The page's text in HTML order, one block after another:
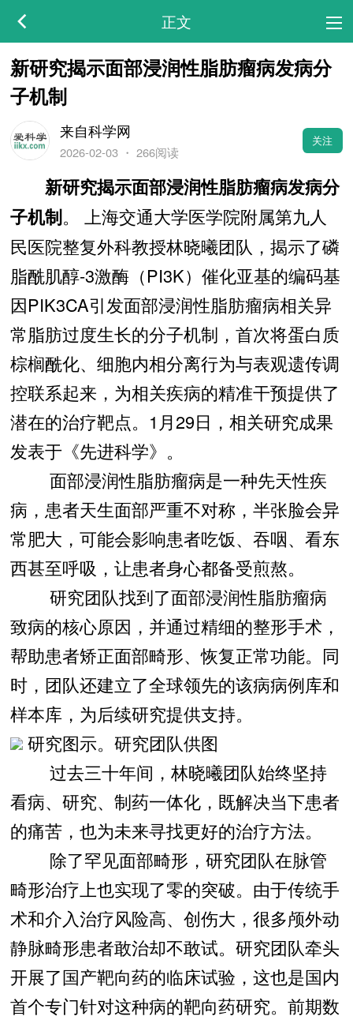
正文
新研究揭示面部浸润性脂肪瘤病发病分
子机制
来自科学网
2026-02-03・ 266阅读
关注
新研究揭示面部浸润性脂肪瘤病发病分
子机制。 上海交通大学医学院附属第九人
民医院整复外科教授林晓曦团队，揭示了磷
脂酰肌醇-3激酶（PI3K）催化亚基的编码基
因PIK3CA引发面部浸润性脂肪瘤病相关异
常脂肪过度生长的分子机制，首次将蛋白质
棕榈酰化、细胞内相分离行为与表观遗传调
控联系起来，为相关疾病的精准干预提供了
潜在的治疗靶点。1月29日，相关研究成果
发表于《先进科学》。
面部浸润性脂肪瘤病是一种先天性疾
病，患者天生面部严重不对称，半张脸会异
常肥大，可能会影响患者吃饭、吞咽、看东
西甚至呼吸，让患者身心都备受煎熬。
研究团队找到了面部浸润性脂肪瘤病
致病的核心原因，并通过精细的整形手术，
帮助患者矫正面部畸形、恢复正常功能。同
时，团队还建立了全球领先的该病病例库和
样本库，为后续研究提供支持。
研究图示。研究团队供图
过去三十年间，林晓曦团队始终坚持
看病、研究、制药一体化，既解决当下患者
的痛苦，也为未来寻找更好的治疗方法。
除了罕见面部畸形，研究团队在脉管
畸形治疗上也实现了零的突破。由于传统手
术和介入治疗风险高、创伤大，很多颅外动
静脉畸形患者敢治却不敢试。研究团队牵头
开展了国产靶向药的临床试验，这也是国内
首个专门针对这种病的靶向药研究。前期数